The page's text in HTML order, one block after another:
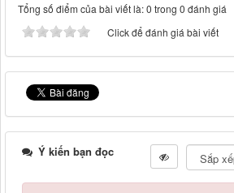
Tổng số điểm của bài viết là: 0 trong 0 đánh giá
Click để đánh giá bài viết
Ý kiến bạn đọc